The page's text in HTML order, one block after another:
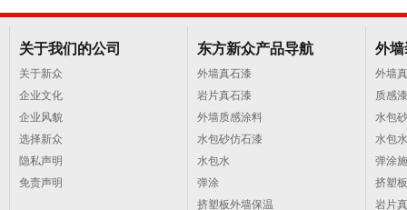
关于我们的公司
关于新众
企业文化
企业风貌
选择新众
隐私声明
免责声明
东方新众产品导航
外墙真石漆
岩片真石漆
外墙质感涂料
水包砂仿石漆
水包水
弹涂
挤塑板外墙保温
外
外墙
质感
水包
水包
弹涂
挤塑
岩片